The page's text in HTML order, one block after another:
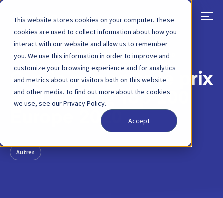
This website stores cookies on your computer. These
cookies are used to collect information about how you
interact with our website and allow us to remember
you. We use this information in order to improve and
customize your browsing experience and for analytics
and metrics about our visitors both on this website
and other media. To find out more about the cookies
we use, see our Privacy Policy.
Accept
RETOUR ARTICLE DE BLOG 30 AVRIL 2020
Qvalia remporte le prix
Red Herring Top 100
Europe 2020
Autres